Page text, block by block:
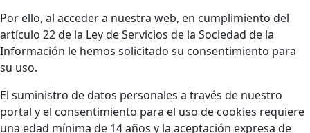
Por ello, al acceder a nuestra web, en cumplimiento del
artículo 22 de la Ley de Servicios de la Sociedad de la
Información le hemos solicitado su consentimiento para
su uso.
El suministro de datos personales a través de nuestro
portal y el consentimiento para el uso de cookies requiere
una edad mínima de 14 años y la aceptación expresa de